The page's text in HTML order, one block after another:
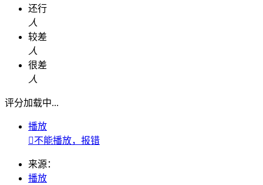
还行
人
较差
人
很差
人
评分加载中...
播放
不能播放，报错
来源：
播放